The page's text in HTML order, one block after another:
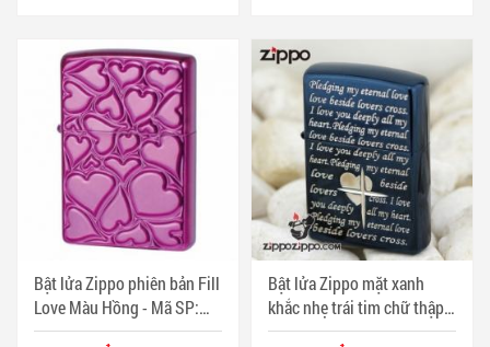
Bật lửa Zippo phiên bản Fill
Love Màu Hồng - Mã SP:
ZPC0965
Bật lửa Zippo mặt xanh
khắc nhẹ trái tim chữ thập -
Mã SP: ZPC0954